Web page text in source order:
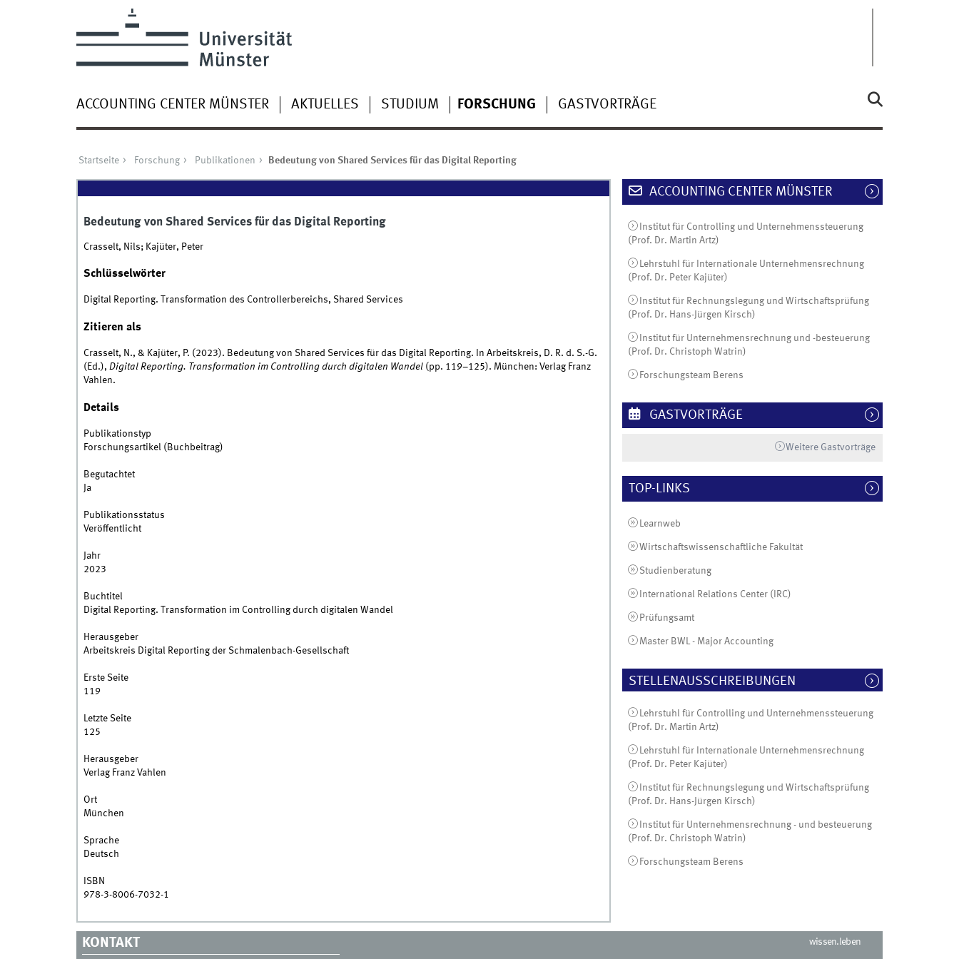
ACCOUNTING CENTER MÜNSTER AKTUELLES STUDIUM FORSCHUNG GASTVORTRÄGE
Startseite Forschung Publikationen Bedeutung von Shared Services für das Digital Reporting
Bedeutung von Shared Services für das Digital Reporting
Crasselt, Nils; Kajüter, Peter
Schlüsselwörter
Digital Reporting. Transformation des Controllerbereichs, Shared Services
Zitieren als
Crasselt, N., & Kajüter, P. (2023). Bedeutung von Shared Services für das Digital Reporting. In Arbeitskreis, D. R. d. S.-G.
(Ed.), Digital Reporting. Transformation im Controlling durch digitalen Wandel(pp. 119–125). München: Verlag Franz
Vahlen.
Details
Publikationstyp
Forschungsartikel (Buchbeitrag)
Begutachtet
Ja
Publikationsstatus
Veröffentlicht
Jahr
2023
Buchtitel
Digital Reporting. Transformation im Controlling durch digitalen Wandel
Herausgeber
Arbeitskreis Digital Reporting der Schmalenbach-Gesellschaft
Erste Seite
119
Letzte Seite
125
Herausgeber
Verlag Franz Vahlen
Ort
München
Sprache
Deutsch
ISBN
978-3-8006-7032-1
ACCOUNTING CENTER MÜNSTER
Institut für Controlling und Unternehmenssteuerung
(Prof. Dr. Martin Artz)
Lehrstuhl für Internationale Unternehmensrechnung
(Prof. Dr. Peter Kajüter)
Institut für Rechnungslegung und Wirtschaftsprüfung
(Prof. Dr. Hans-Jürgen Kirsch)
Institut für Unternehmensrechnung und -besteuerung
(Prof. Dr. Christoph Watrin)
Forschungsteam Berens
GASTVORTRÄGE
Weitere Gastvorträge
TOP-LINKS
Learnweb
Wirtschaftswissenschaftliche Fakultät
Studienberatung
International Relations Center (IRC)
Prüfungsamt
Master BWL - Major Accounting
STELLENAUSSCHREIBUNGEN
Lehrstuhl für Controlling und Unternehmenssteuerung
(Prof. Dr. Martin Artz)
Lehrstuhl für Internationale Unternehmensrechnung
(Prof. Dr. Peter Kajüter)
Institut für Rechnungslegung und Wirtschaftsprüfung
(Prof. Dr. Hans-Jürgen Kirsch)
Institut für Unternehmensrechnung - und besteuerung
(Prof. Dr. Christoph Watrin)
Forschungsteam Berens
KONTAKT wissen.leben